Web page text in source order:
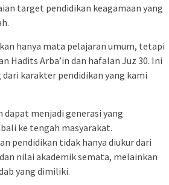
target pendidikan keagamaan yang
hanya mata pelajaran umum, tetapi
Hadits Arba’in dan hafalan Juz 30. Ini
karakter pendidikan yang kami
dapat menjadi generasi yang
ke tengah masyarakat.
pendidikan tidak hanya diukur dari
nilai akademik semata, melainkan
yang dimiliki.